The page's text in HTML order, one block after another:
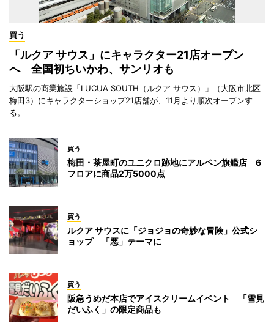
買う
「ルクア サウス」にキャラクター21店オープン
へ 全国初ちいかわ、サンリオも
大阪駅の商業施設「LUCUA SOUTH（ルクア サウス）」（大阪市北区
梅田3）にキャラクターショップ21店舗が、11月より順次オープンす
る。
買う
梅田・茶屋町のユニクロ跡地にアルペン旗艦店 6
フロアに商品2万5000点
買う
ルクア サウスに「ジョジョの奇妙な冒険」公式シ
ョップ 「悪」テーマに
買う
阪急うめだ本店でアイスクリームイベント 「雪見
だいふく」の限定商品も